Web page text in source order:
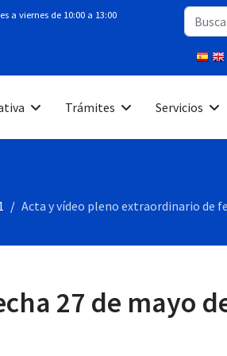
a viernes de 10:00 a 13:00 Buscar
Trámites Servicios
Acta y vídeo pleno extraordinario de
27 de mayo